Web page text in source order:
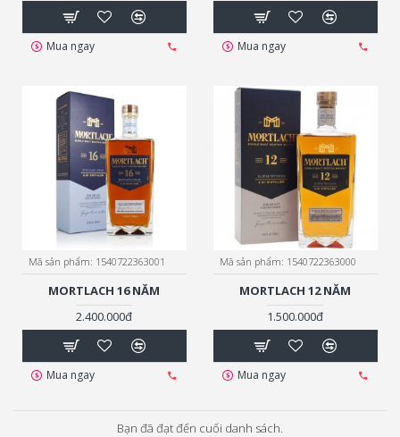
Mua ngay Mua ngay
Mã sản phẩm: 1540722363001
MORTLACH 16 NĂM
2.400.000đ
Mua ngay
Mã sản phẩm: 1540722363000
MORTLACH 12 NĂM
1.500.000đ
Mua ngay
Bạn đã đạt đến cuối danh sách.